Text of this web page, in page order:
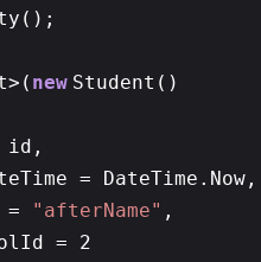
new Student()
id,
= DateTime.Now,
=
"afterName" ,
= 2